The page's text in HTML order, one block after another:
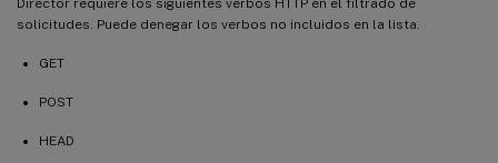
solicitudes. Puede denegar los verbos no incluidos en la lista.
GET
POST
HEAD